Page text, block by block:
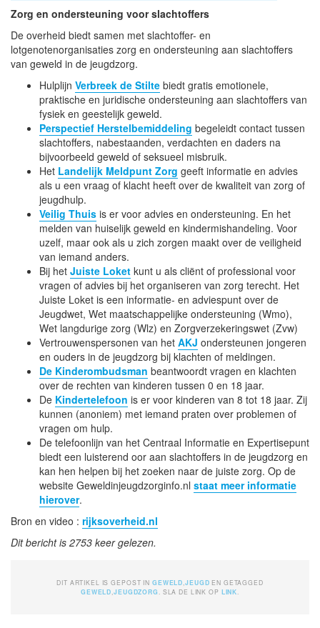
Zorg en ondersteuning voor slachtoffers
De overheid biedt samen met slachtoffer- en
lotgenotenorganisaties zorg en ondersteuning aan slachtoffers
van geweld in de jeugdzorg.
Hulplijn Verbreek de Stilte biedt gratis emotionele,
praktische en juridische ondersteuning aan slachtoffers van
fysiek en geestelijk geweld.
Perspectief Herstelbemiddeling begeleidt contact tussen
slachtoffers, nabestaanden, verdachten en daders na
bijvoorbeeld geweld of seksueel misbruik.
Het Landelijk Meldpunt Zorg geeft informatie en advies
als u een vraag of klacht heeft over de kwaliteit van zorg of
jeugdhulp.
Veilig Thuis is er voor advies en ondersteuning. En het
melden van huiselijk geweld en kindermishandeling. Voor
uzelf, maar ook als u zich zorgen maakt over de veiligheid
van iemand anders.
Bij het Juiste Loket kunt u als cliënt of professional voor
vragen of advies bij het organiseren van zorg terecht. Het
Juiste Loket is een informatie- en adviespunt over de
Jeugdwet, Wet maatschappelijke ondersteuning (Wmo),
Wet langdurige zorg (Wlz) en Zorgverzekeringswet (Zvw)
Vertrouwenspersonen van het AKJ ondersteunen jongeren
en ouders in de jeugdzorg bij klachten of meldingen.
De Kinderombudsman beantwoordt vragen en klachten
over de rechten van kinderen tussen 0 en 18 jaar.
De Kindertelefoon is er voor kinderen van 8 tot 18 jaar. Zij
kunnen (anoniem) met iemand praten over problemen of
vragen om hulp.
De telefoonlijn van het Centraal Informatie en Expertisepunt
biedt een luisterend oor aan slachtoffers in de jeugdzorg en
kan hen helpen bij het zoeken naar de juiste zorg. Op de
website Geweldinjeugdzorginfo.nl staat meer informatie
hierover.
Bron en video : rijksoverheid.nl
Dit bericht is 2753 keer gelezen.
DIT ARTIKEL IS GEPOST IN GEWELD ,JEUGD EN GETAGGED
GEWELD ,JEUGDZORG . SLA DE LINK OP LINK